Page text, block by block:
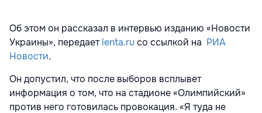
Об этом он рассказал в интервью изданию «Новости
Украины», передаетlenta.ruсо ссылкой на РИА
Новости.
Он допустил, что после выборов всплывет
информация о том, что на стадионе «Олимпийский»
против него готовилась провокация. «Я туда не